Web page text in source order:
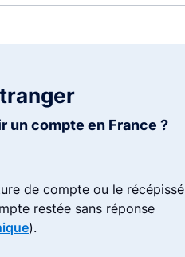
un compte en France ?
de compte ou le récépissé
restée sans réponse
).